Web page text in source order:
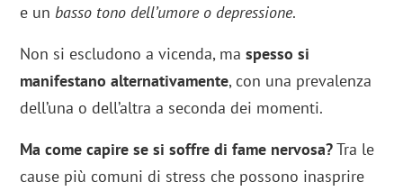
e un basso tono dell’umore o depressione.
Non si escludono a vicenda, maspesso si
manifestano alternativamente, con una prevalenza
dell’una o dell’altra a seconda dei momenti.
Ma come capire se si soffre di fame nervosa?Tra le
cause più comuni di stress che possono inasprire